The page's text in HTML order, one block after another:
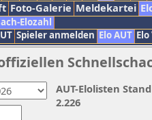
Foto-Galerie Meldekartei
Elozahl
Spieler anmelden Elo AUT
AUT-Elolisten
2.226